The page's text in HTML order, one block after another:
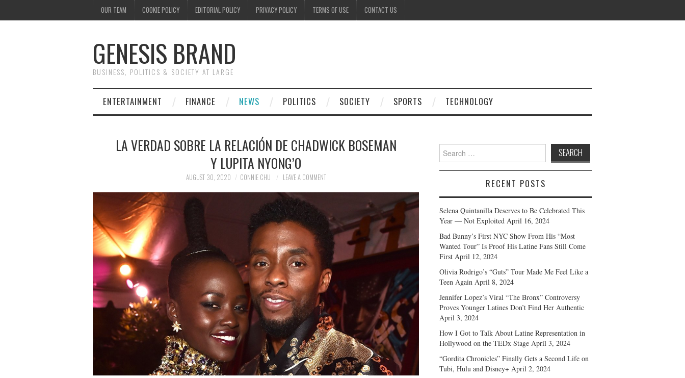
OUR TEAM COOKIE POLICY EDITORIAL POLICY PRIVACY POLICY TERMS OF USE CONTACT US
GENESIS BRAND
BUSINESS, POLITICS & SOCIETY AT LARGE
ENTERTAINMENT FINANCE NEWS POLITICS SOCIETY SPORTS TECHNOLOGY
LA VERDAD SOBRE LA RELACIÓN DE CHADWICK BOSEMAN
Y LUPITA NYONG’O
AUGUST 30, 2020 CONNIE CHU LEAVE A COMMENT
Search
for:
RECENT POSTS
Selena Quintanilla Deserves to Be Celebrated This
Year — Not Exploited April 16, 2024
Bad Bunny’s First NYC Show From His “Most
Wanted Tour” Is Proof His Latine Fans Still Come
First April 12, 2024
Olivia Rodrigo’s “Guts” Tour Made Me Feel Like a
Teen Again April 8, 2024
Jennifer Lopez’s Viral “The Bronx” Controversy
Proves Younger Latines Don’t Find Her Authentic
April 3, 2024
How I Got to Talk About Latine Representation in
Hollywood on the TEDx Stage April 3, 2024
“Gordita Chronicles” Finally Gets a Second Life on
Tubi, Hulu and Disney+ April 2, 2024